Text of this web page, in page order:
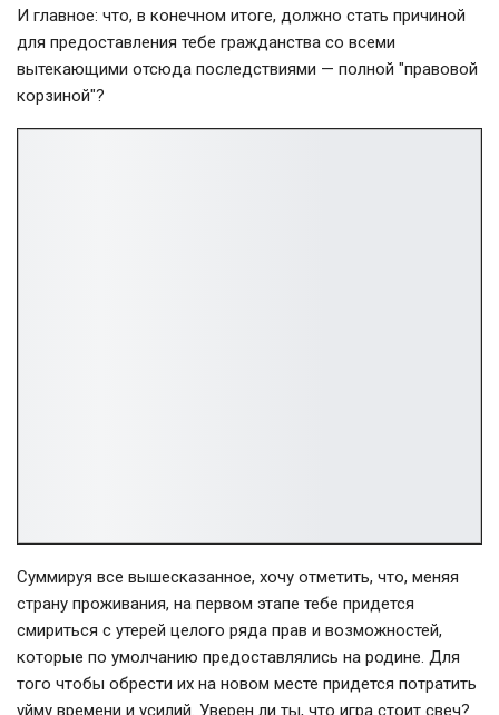
И главное: что, в конечном итоге, должно стать причиной
для предоставления тебе гражданства со всеми
вытекающими отсюда последствиями — полной "правовой
корзиной"?
Суммируя все вышесказанное, хочу отметить, что, меняя
страну проживания, на первом этапе тебе придется
смириться с утерей целого ряда прав и возможностей,
которые по умолчанию предоставлялись на родине. Для
того чтобы обрести их на новом месте придется потратить